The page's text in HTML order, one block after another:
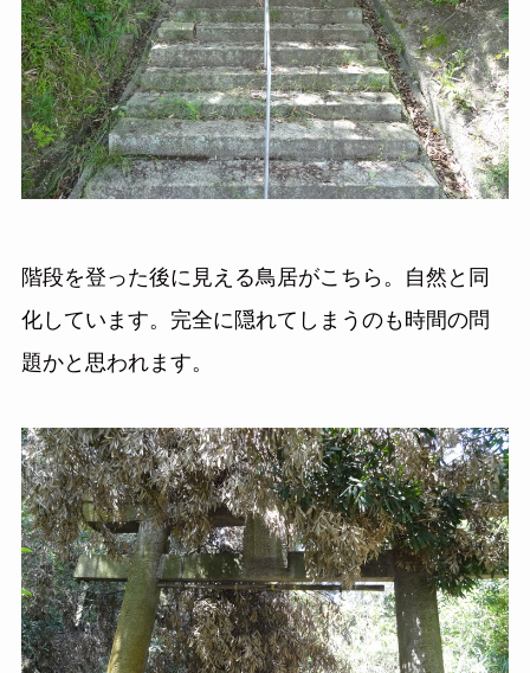
階段を登った後に見える鳥居がこちら。自然と同
化しています。完全に隠れてしまうのも時間の問
題かと思われます。